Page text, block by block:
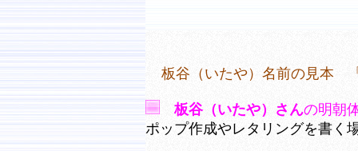
板谷（いたや）名前の見本
板谷（いたや）さんの明朝
ポップ作成やレタリングを書く